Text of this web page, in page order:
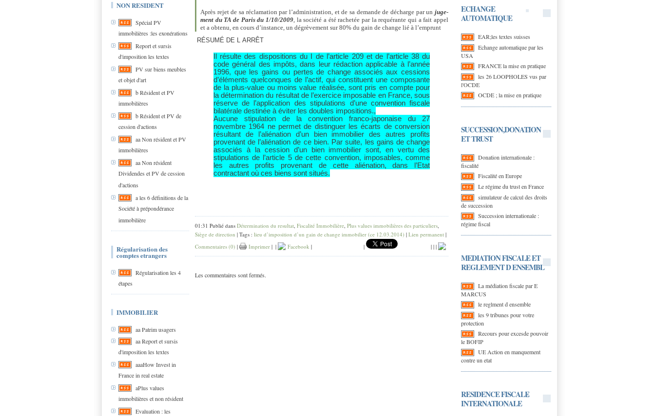
NON RESIDENT
Spécial PV
immobilières :les exonérations
Report et sursis
d'imposition les textes
PV sur biens meubles
et objet d'art
b Résident et PV
immobilières
b Résident et PV de
cession d'actions
aa Non résident et PV
immobilières
aa Non résident
Dividendes et PV de cession
d'actions
a les 6 définitions de la
Société à prépondérance
immobilière
Régularisation des
comptes etrangers
Régularisation les 4
étapes
IMMOBILIER
aa Patrim usagers
aa Report et sursis
d'imposition les textes
aaaHow Invest in
France in real estate
aPlus values
immobilières et non résident
Evaluation : les
ECHANGE
AUTOMATIQUE
EAR;les textes suisses
Echange automatique par les
USA
FRANCE la mise en pratique
les 26 LOOPHOLES vus par
l'OCDE
OCDE ; la mise en pratique
SUCCESSION,DONATION
ET TRUST
Donation internationale :
fiscalité
Fiscalité en Europe
Le régime du trust en France
simulateur de calcul des droits
de succession
Succession internationale :
régime fiscal
MEDIATION FISCALE ET
REGLEMENT D ENSEMBL
La médiation fiscale par E
MARCUS
le reglment d ensemble
les 9 tribunes pour votre
protection
Recours pour excesde pouvoir
le BOFIP
UE Action en manquement
contre un etat
RESIDENCE FISCALE
INTERNATIONALE
Après rejet de sa réclamation par l’administration, et de sa demande de décharge par un juge-
ment du TA de Paris du 1/10/2009, la société a été rachetée par la requérante qui a fait appel
et a obtenu, en cours d’instance, un dégrèvement sur 80% du gain de change lié à l’emprunt
RÉSUMÉ DE L ARRÊT
Il résulte des dispositions du I de l’article 209 et de l’article 38 du
code général des impôts, dans leur rédaction applicable à l’année
1996, que les gains ou pertes de change associés aux cessions
d’éléments quelconques de l’actif, qui constituent une composante
de la plus-value ou moins value réalisée, sont pris en compte pour
la détermination du résultat de l’exercice imposable en France, sous
réserve de l’application des stipulations d’une convention fiscale
bilatérale destinée à éviter les doubles impositions.,
Aucune stipulation de la convention franco-japonaise du 27
novembre 1964 ne permet de distinguer les écarts de conversion
résultant de l’aliénation d’un bien immobilier des autres profits
provenant de l’aliénation de ce bien. Par suite, les gains de change
associés à la cession d’un bien immobilier sont, en vertu des
stipulations de l’article 5 de cette convention, imposables, comme
les autres profits provenant de cette aliénation, dans l’Etat
contractant où ces biens sont situés.
01:31 Publié dans Détermination du resultat, Fiscalité Immobilière, Plus values immobilières des particuliers,
Siège de direction | Tags : lieu d’imposition d’un gain de change immobilier (ce 12.03.2014) | Lien permanent |
Commentaires (0) | Imprimer | | Facebook | | | | |
Les commentaires sont fermés.